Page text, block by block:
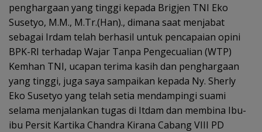
penghargaan yang tinggi kepada Brigjen TNI Eko
Susetyo, M.M., M.Tr.(Han)., dimana saat menjabat
sebagai Irdam telah berhasil untuk pencapaian opini
BPK-RI terhadap Wajar Tanpa Pengecualian (WTP)
Kemhan TNI, ucapan terima kasih dan penghargaan
yang tinggi, juga saya sampaikan kepada Ny. Sherly
Eko Susetyo yang telah setia mendampingi suami
selama menjalankan tugas di Itdam dan membina Ibu-
ibu Persit Kartika Chandra Kirana Cabang VIII PD